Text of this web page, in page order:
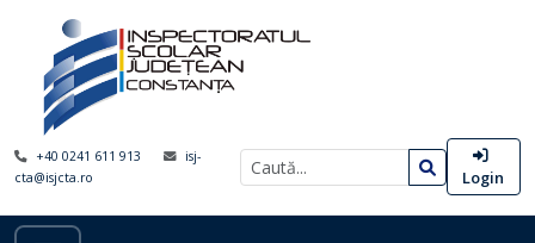
+40 0241 611 913
isj-
cta@isjcta.ro
Login